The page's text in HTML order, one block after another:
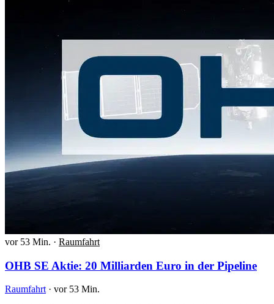
vor 53 Min. · Raumfahrt
OHB SE Aktie: 20 Milliarden Euro in der Pipeline
Raumfahrt · vor 53 Min.